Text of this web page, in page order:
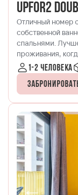
UPfor2
Отличный номер
собственной
спальнями.
проживания,
в своей комнате
зоне!
1-2 человека